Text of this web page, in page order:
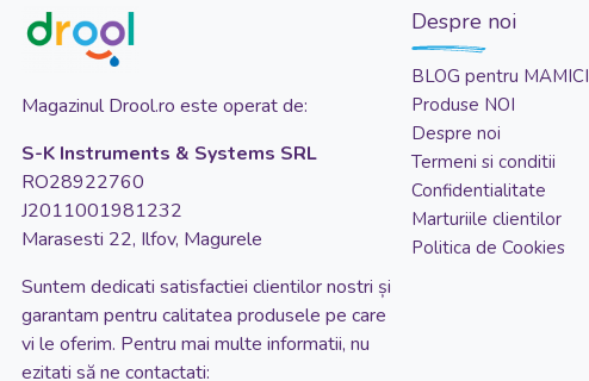
Magazinul Drool.ro este operat de:
S-K Instruments & Systems SRL
RO28922760
J2011001981232
Marasesti 22, Ilfov, Magurele
Suntem dedicati satisfactiei clientilor nostri și
garantam pentru calitatea produsele pe care
vi le oferim. Pentru mai multe informatii, nu
ezitati să ne contactati:
Despre noi
BLOG pentru MAMICI
Produse NOI
Despre noi
Termeni si conditii
Confidentialitate
Marturiile clientilor
Politica de Cookies